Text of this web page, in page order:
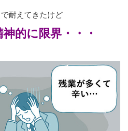
耐えてきたけど
的に限界・・・